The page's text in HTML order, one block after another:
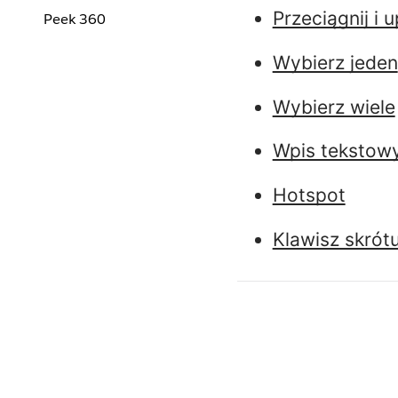
Peek 360
Przeciągnij i
Wybierz jeden
Wybierz wiele
Wpis
Hotspot
Klawisz